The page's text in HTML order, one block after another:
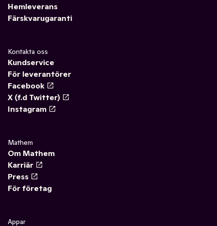
Hemleverans
Färskvarugaranti
Kontakta oss
Kundservice
För leverantörer
Facebook
X (f.d Twitter)
Instagram
Mathem
Om Mathem
Karriär
Press
För företag
Appar